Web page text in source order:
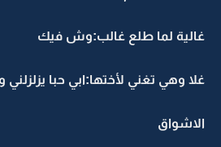
غالية لما طلع غالب:وش فيك
غلا وهي تغني لأختها:ابي حبا
الاشواق